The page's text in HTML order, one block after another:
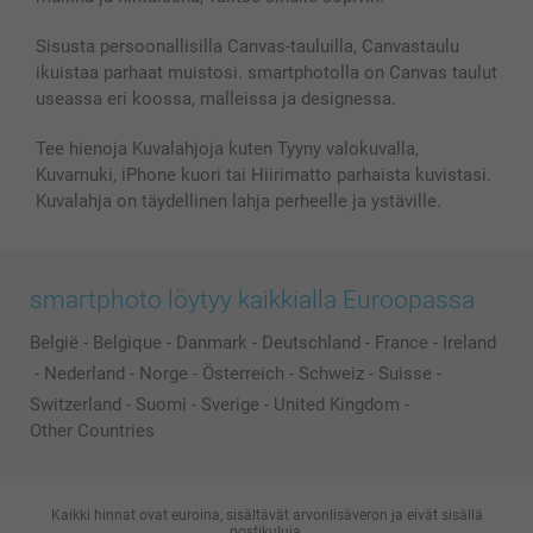
Valokuvakehykset & Lisätarvikkeet
Lahjakortti
Kaikki kuvatuotteet
Sisusta persoonallisilla Canvas-tauluilla, Canvastaulu
ikuistaa parhaat muistosi. smartphotolla on Canvas taulut
useassa eri koossa, malleissa ja designessa.
Tee hienoja Kuvalahjoja kuten Tyyny valokuvalla,
Kuvamuki, iPhone kuori tai Hiirimatto parhaista kuvistasi.
Kuvalahja on täydellinen lahja perheelle ja ystäville.
smartphoto löytyy kaikkialla Euroopassa
België - Belgique - Danmark - Deutschland - France - Ireland
- Nederland - Norge - Österreich - Schweiz - Suisse -
Switzerland - Suomi - Sverige - United Kingdom -
Other Countries
Kaikki hinnat ovat euroina, sisältävät arvonlisäveron ja eivät sisällä